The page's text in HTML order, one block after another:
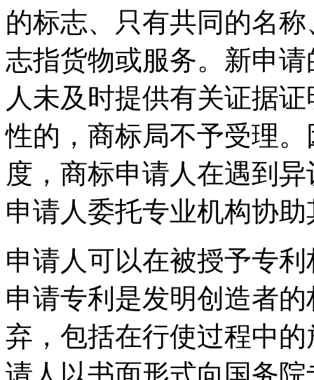
的标志、只有共同的名
志指货物或服务。新申
人未及时提供有关证据
性的，商标局不予受理
度，商标申请人在遇到
申请人委托专业机构协
申请人可以在被授予专
申请专利是发明创造者
弃，包括在行使过程中
请人以书面形式向国务